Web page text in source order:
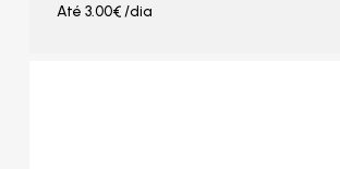
Até 3.00€/dia